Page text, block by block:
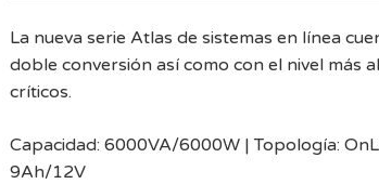
La nueva serie Atlas de sistemas en línea
doble conversión así como con el nivel más
críticos.
Capacidad: 6000VA/6000W | Topología:
9Ah/12V